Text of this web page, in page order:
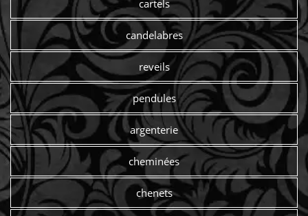
cartels
candelabres
reveils
pendules
argenterie
cheminées
chenets